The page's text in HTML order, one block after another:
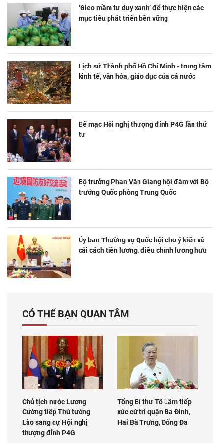
‘Gieo mầm tư duy xanh’ để thực hiện các
mục tiêu phát triển bền vững
Lịch sử Thành phố Hồ Chí Minh - trung tâm
kinh tế, văn hóa, giáo dục của cả nước
Bế mạc Hội nghị thượng đỉnh P4G lần thứ
tư
Bộ trưởng Phan Văn Giang hội đàm với Bộ
trưởng Quốc phòng Trung Quốc
Ủy ban Thường vụ Quốc hội cho ý kiến về
cải cách tiền lương, điều chỉnh lương hưu
CÓ THỂ BẠN QUAN TÂM
Chủ tịch nước Lương
Cường tiếp Thủ tướng
Lào sang dự Hội nghị
thượng đỉnh P4G
Tổng Bí thư Tô Lâm tiếp
xúc cử tri quận Ba Đình,
Hai Bà Trưng, Đống Đa